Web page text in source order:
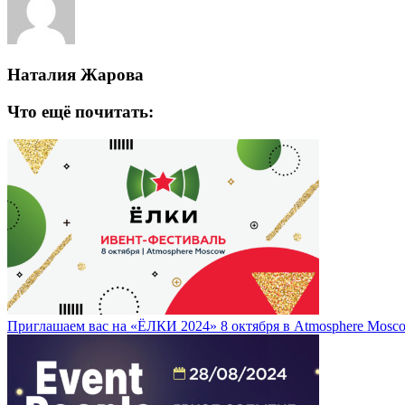
Наталия Жарова
Что ещё почитать:
Приглашаем вас на «ЁЛКИ 2024» 8 октября в Atmosphere